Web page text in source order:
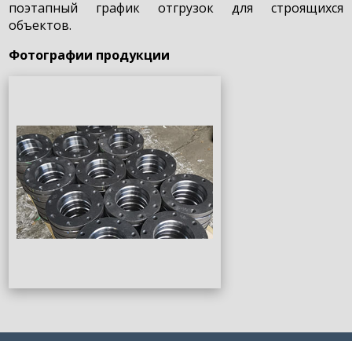
поэтапный график отгрузок для строящихся
объектов.
Фотографии продукции